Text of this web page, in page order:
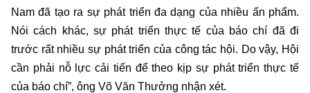
Nam đã tạo ra sự phát triển đa dạng của nhiều ấn phẩm.
Nói cách khác, sự phát triển thực tế của báo chí đã đi
trước rất nhiều sự phát triển của công tác hội. Do vậy, Hội
cần phải nỗ lực cải tiến để theo kịp sự phát triển thực tế
của báo chí”, ông Võ Văn Thưởng nhận xét.